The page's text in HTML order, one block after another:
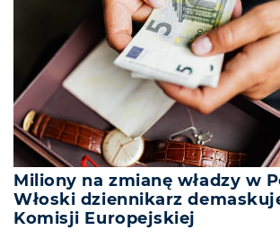
Miliony na zmianę władzy w
Włoski dziennikarz
Komisji Europejskiej